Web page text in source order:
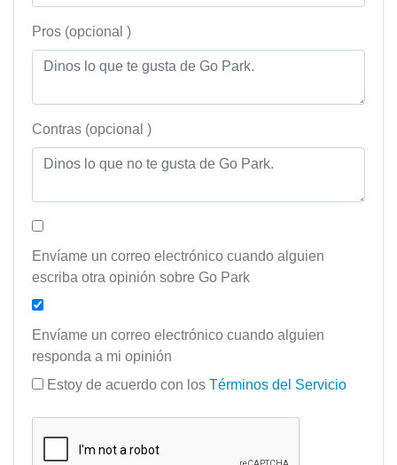
Pros (opcional )
Contras (opcional )
Envíame un correo electrónico cuando alguien
escriba otra opinión sobre Go Park
Envíame un correo electrónico cuando alguien
responda a mi opinión
Estoy de acuerdo con los Términos del Servicio